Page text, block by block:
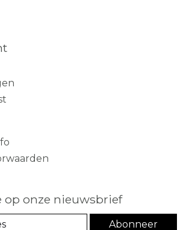
op onze nieuwsbrief
Abonneer